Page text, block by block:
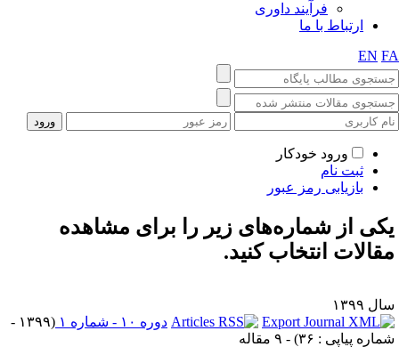
فرآیند داوری
ارتباط با ما
EN
ورود خودکار
ثبت نام
بازیابی رمز عبور
از شماره‌های زیر را برای مشاهده
انتخاب کنید.
۱۳۹۹
دوره ۱۰ - شماره ۱
(
۱۳۹۹ -
پیاپی : ۳۶
) - ۹ مقاله